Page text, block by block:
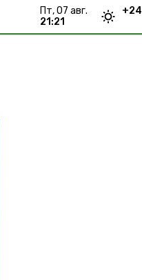
пт, 07 авг.
21:21
+24